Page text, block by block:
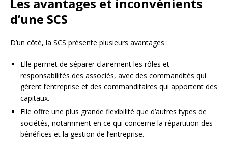
Les avantages et inconvénients
d’une SCS
D’un côté, la SCS présente plusieurs avantages :
Elle permet de séparer clairement les rôles et
responsabilités des associés, avec des commandités qui
gèrent l’entreprise et des commanditaires qui apportent des
capitaux.
Elle offre une plus grande flexibilité que d’autres types de
sociétés, notamment en ce qui concerne la répartition des
bénéfices et la gestion de l’entreprise.